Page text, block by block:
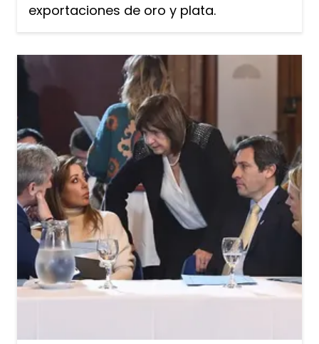
exportaciones de oro y plata.